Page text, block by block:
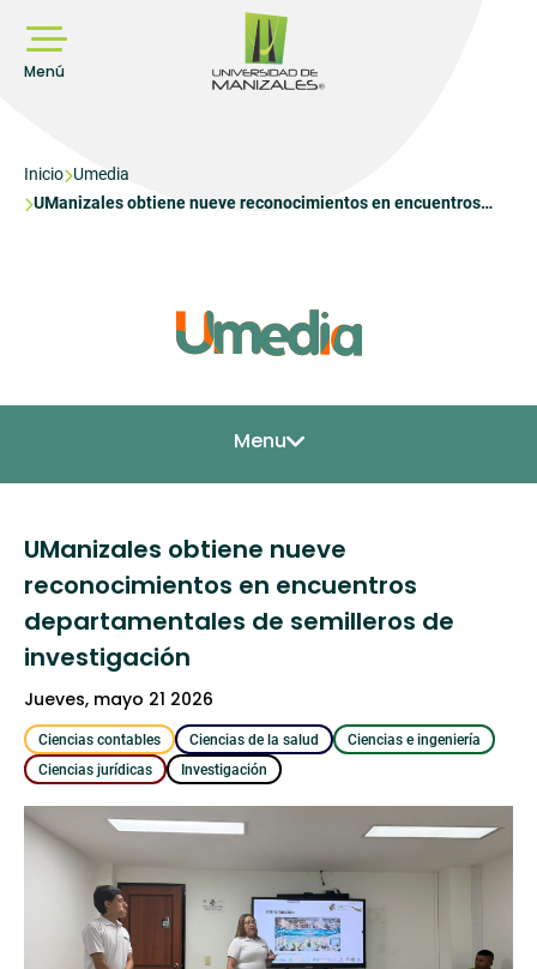
contenido
principal
Menú
Sobrescribir
enlaces
Inicio Umedia
UManizales obtiene nueve reconocimientos en encuentros
Menu
UManizales obtiene nueve
reconocimientos en encuentros
departamentales de semilleros de
investigación
jueves, mayo 21 2026
Ciencias contables Ciencias de la salud
Ciencias e ingeniería
Ciencias jurídicas
Investigación